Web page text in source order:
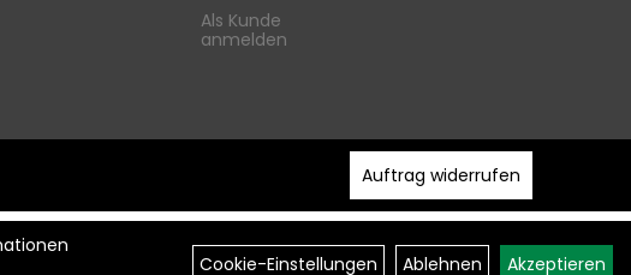
Als Kunde
anmelden
Cookie-Einstellungen Ablehnen Akzeptieren
Auftrag widerrufen